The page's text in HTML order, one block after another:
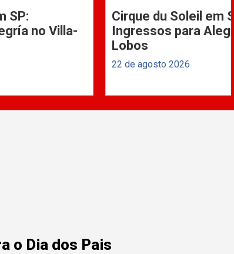
SP:
no Villa-
Cirque du Soleil em
Ingressos para
Lobos
22 de agosto 2026
o Dia dos Pais